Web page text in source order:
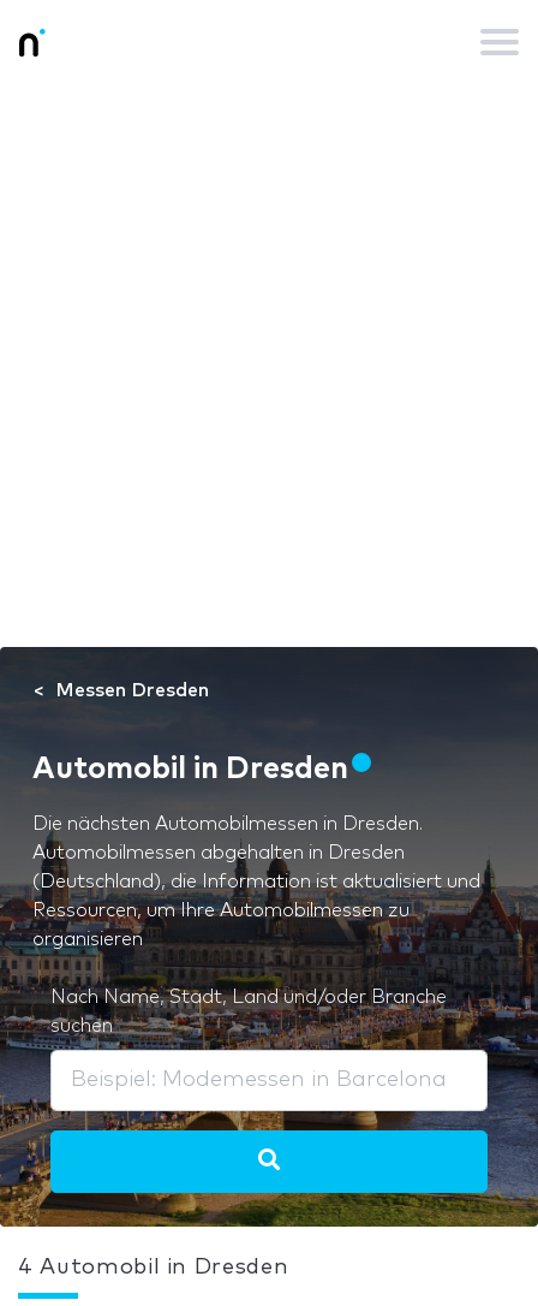
Messen Dresden
Automobil in Dresden
Die nächsten Automobilmessen in Dresden.
Automobilmessen abgehalten in Dresden
(Deutschland), die Information ist aktualisiert und
Ressourcen, um Ihre Automobilmessen zu
organisieren
Nach Name, Stadt, Land und/oder Branche
suchen
4 Automobil in Dresden